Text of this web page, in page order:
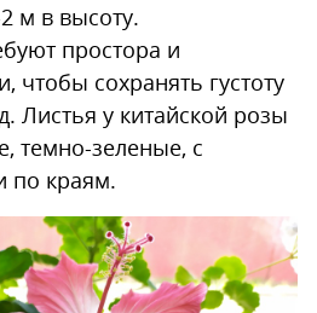
м в высоту.
простора и
чтобы сохранять густоту
Листья у китайской розы
темно-зеленые, с
по краям.